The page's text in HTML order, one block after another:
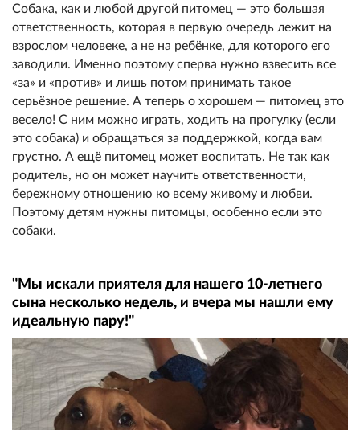
Собака, как и любой другой питомец — это большая
ответственность, которая в первую очередь лежит на
взрослом человеке, а не на ребёнке, для которого его
заводили. Именно поэтому сперва нужно взвесить все
«за» и «против» и лишь потом принимать такое
серьёзное решение. А теперь о хорошем — питомец это
весело! С ним можно играть, ходить на прогулку (если
это собака) и обращаться за поддержкой, когда вам
грустно. А ещё питомец может воспитать. Не так как
родитель, но он может научить ответственности,
бережному отношению ко всему живому и любви.
Поэтому детям нужны питомцы, особенно если это
собаки.
"Мы искали приятеля для нашего 10-летнего
сына несколько недель, и вчера мы нашли ему
идеальную пару!"